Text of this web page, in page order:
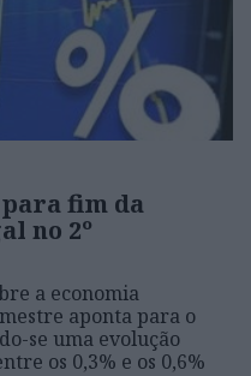
fim da
no 2º
a economia
aponta para o
se uma evolução
os 0,3% e os 0,6%